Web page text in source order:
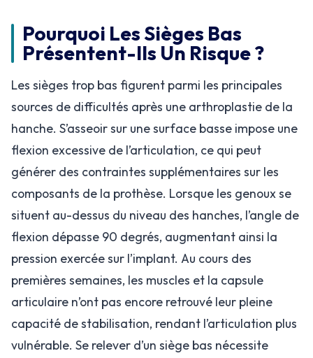
Pourquoi Les Sièges Bas
Présentent-Ils Un Risque ?
Les sièges trop bas figurent parmi les principales
sources de difficultés après une arthroplastie de la
hanche. S’asseoir sur une surface basse impose une
flexion excessive de l’articulation, ce qui peut
générer des contraintes supplémentaires sur les
composants de la prothèse. Lorsque les genoux se
situent au-dessus du niveau des hanches, l’angle de
flexion dépasse 90 degrés, augmentant ainsi la
pression exercée sur l’implant. Au cours des
premières semaines, les muscles et la capsule
articulaire n’ont pas encore retrouvé leur pleine
capacité de stabilisation, rendant l’articulation plus
vulnérable. Se relever d’un siège bas nécessite